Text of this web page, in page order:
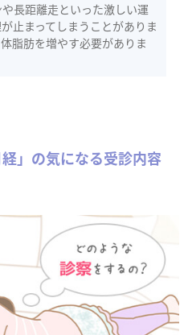
長距離走といった激しい運
止まってしまうことがありま
脂肪を増やす必要がありま
経」の気になる受診内容